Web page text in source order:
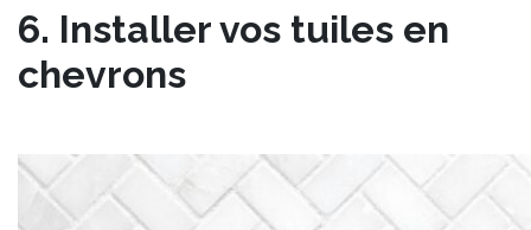
6. Installer vos tuiles en
chevrons